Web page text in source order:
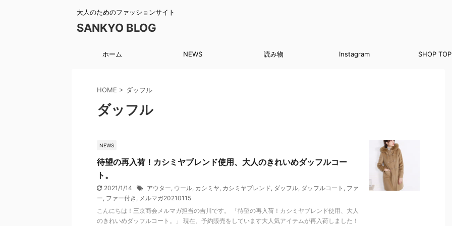
大人のためのファッションサイト
SANKYO BLOG
ホーム NEWS 読み物 Instagram SHOP TOP
HOME > ダッフル
ダッフル
NEWS
待望の再入荷！カシミヤブレンド使用、大人のきれいめダッフルコー
ト。
2021/1/14 アウター, ウール, カシミヤ, カシミヤブレンド, ダッフル, ダッフルコート , ファ
ー, ファー付き , メルマガ20210115
こんにちは！三京商会メルマガ担当の吉川です。 「待望の再入荷！カシミヤブレンド使用、大人
のきれいめダッフルコート。」 現在、予約販売をしています大人気アイテムが再入荷しました！